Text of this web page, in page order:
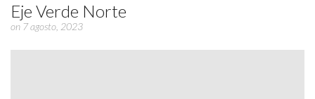
Eje Verde Norte
on 7 agosto, 2023